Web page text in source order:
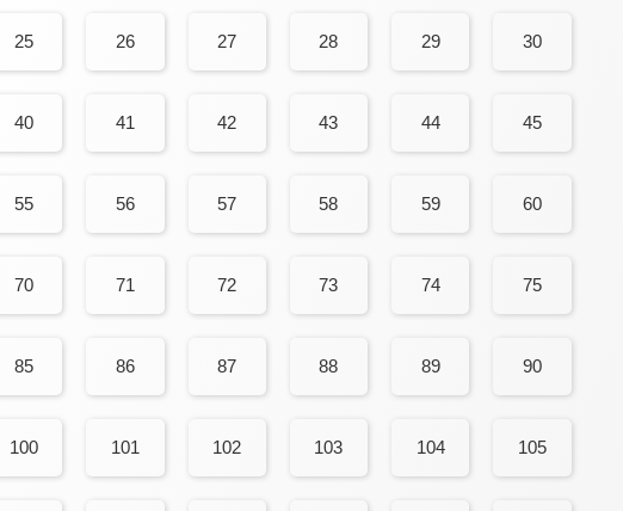
25 26 27 28 29 30
40 41 42 43 44 45
55 56 57 58 59 60
70 71 72 73 74 75
85 86 87 88 89 90
100 101 102 103 104 105